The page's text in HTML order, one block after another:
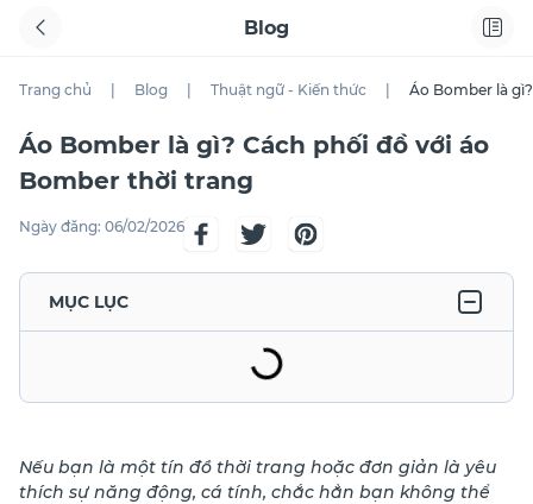
Blog
Trang chủ Blog Thuật ngữ - Kiến thức Áo Bomber là
Áo Bomber là gì? Cách phối đồ với áo
Bomber thời trang
Ngày đăng: 06/02/2026
MỤC LỤC
Nếu bạn là một tín đồ thời trang hoặc đơn giản là yêu
thích sự năng động, cá tính, chắc hẳn bạn không thể